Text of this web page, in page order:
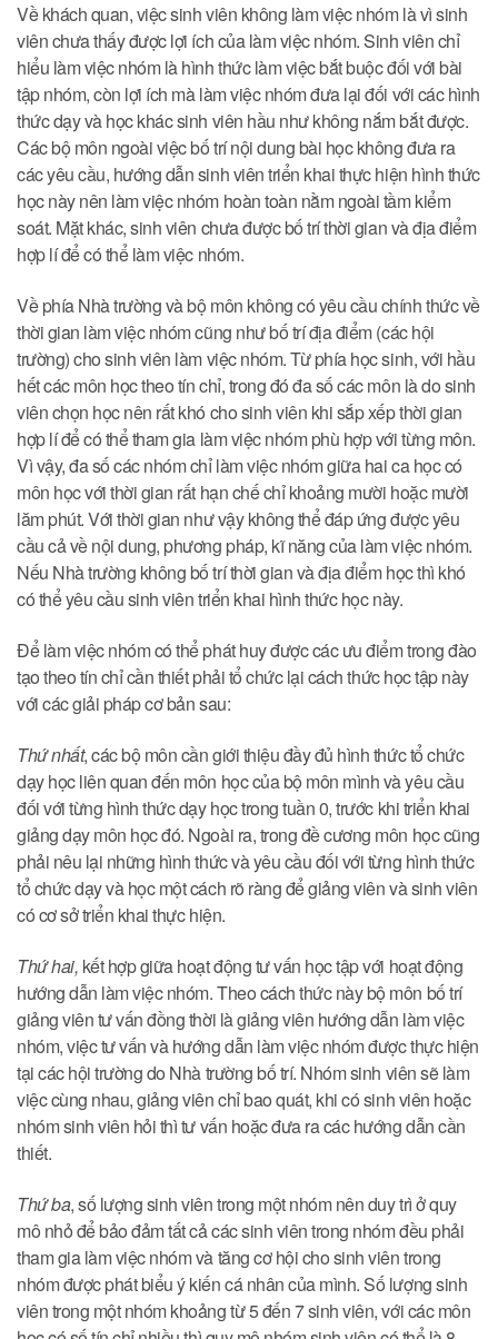
Về khách quan, việc sinh viên không làm việc nhóm là vì sinh
viên chưa thấy được lợi ích của làm việc nhóm. Sinh viên chỉ
hiểu làm việc nhóm là hình thức làm việc bắt buộc đối với bài
tập nhóm, còn lợi ích mà làm việc nhóm đưa lại đối với các hình
thức dạy và học khác sinh viên hầu như không nắm bắt được.
Các bộ môn ngoài việc bố trí nội dung bài học không đưa ra
các yêu cầu, hướng dẫn sinh viên triển khai thực hiện hình thức
học này nên làm việc nhóm hoàn toàn nằm ngoài tầm kiểm
soát. Mặt khác, sinh viên chưa được bố trí thời gian và địa điểm
hợp lí để có thể làm việc nhóm.
Về phía Nhà trường và bộ môn không có yêu cầu chính thức về
thời gian làm việc nhóm cũng như bố trí địa điểm (các hội
trường) cho sinh viên làm việc nhóm. Từ phía học sinh, với hầu
hết các môn học theo tín chỉ, trong đó đa số các môn là do sinh
viên chọn học nên rất khó cho sinh viên khi sắp xếp thời gian
hợp lí để có thể tham gia làm việc nhóm phù hợp với từng môn.
Vì vậy, đa số các nhóm chỉ làm việc nhóm giữa hai ca học có
môn học với thời gian rất hạn chế chỉ khoảng mười hoặc mười
lăm phút. Với thời gian như vậy không thể đáp ứng được yêu
cầu cả về nội dung, phương pháp, kĩ năng của làm việc nhóm.
Nếu Nhà trường không bố trí thời gian và địa điểm học thì khó
có thể yêu cầu sinh viên triển khai hình thức học này.
Để làm việc nhóm có thể phát huy được các ưu điểm trong đào
tạo theo tín chỉ cần thiết phải tổ chức lại cách thức học tập này
với các giải pháp cơ bản sau:
Thứ nhất, các bộ môn cần giới thiệu đầy đủ hình thức tổ chức
dạy học liên quan đến môn học của bộ môn mình và yêu cầu
đối với từng hình thức dạy học trong tuần 0, trước khi triển khai
giảng dạy môn học đó. Ngoài ra, trong đề cương môn học cũng
phải nêu lại những hình thức và yêu cầu đối với từng hình thức
tổ chức dạy và học một cách rõ ràng để giảng viên và sinh viên
có cơ sở triển khai thực hiện.
Thứ hai, kết hợp giữa hoạt động tư vấn học tập với hoạt động
hướng dẫn làm việc nhóm. Theo cách thức này bộ môn bố trí
giảng viên tư vấn đồng thời là giảng viên hướng dẫn làm việc
nhóm, việc tư vấn và hướng dẫn làm việc nhóm được thực hiện
tại các hội trường do Nhà trường bố trí. Nhóm sinh viên sẽ làm
việc cùng nhau, giảng viên chỉ bao quát, khi có sinh viên hoặc
nhóm sinh viên hỏi thì tư vấn hoặc đưa ra các hướng dẫn cần
thiết.
Thứ ba, số lượng sinh viên trong một nhóm nên duy trì ở quy
mô nhỏ để bảo đảm tất cả các sinh viên trong nhóm đều phải
tham gia làm việc nhóm và tăng cơ hội cho sinh viên trong
nhóm được phát biểu ý kiến cá nhân của mình. Số lượng sinh
viên trong một nhóm khoảng từ 5 đến 7 sinh viên, với các môn